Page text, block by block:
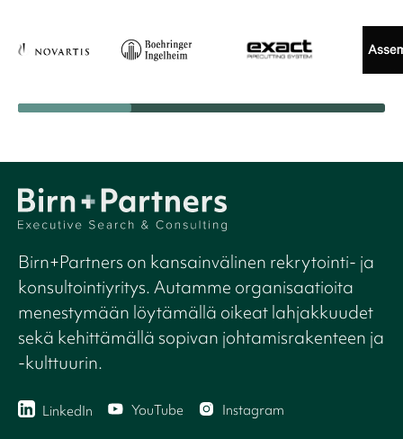
Birn+Partners on kansainvälinen rekrytointi- ja
konsultointiyritys. Autamme organisaatioita
menestymään löytämällä oikeat lahjakkuudet
sekä kehittämällä sopivan johtamisrakenteen ja
-kulttuurin.
LinkedIn YouTube Instagram